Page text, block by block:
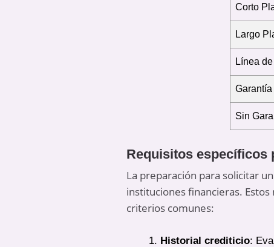
Corto
Largo
Línea
Sin
Requisitos específicos
La preparación para solicitar
instituciones financieras.
criterios comunes:
Historial crediticio: